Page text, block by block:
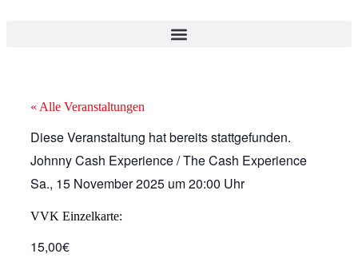
« Alle Veranstaltungen
Diese Veranstaltung hat bereits stattgefunden.
Johnny Cash Experience / The Cash Experience
Sa., 15 November 2025 um20:00 Uhr
VVK Einzelkarte:
15,00€